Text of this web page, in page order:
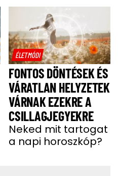
ÉLETMÓDI
FONTOS DÖNTÉSEK ÉS
VÁRATLAN HELYZETEK
VÁRNAK EZEKRE A
CSILLAGJEGYEKRE
Neked mit tartogat
a napi horoszkóp?